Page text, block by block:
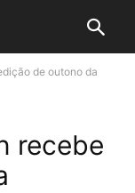
de outono da
recebe